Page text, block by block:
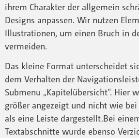
ihrem Charakter der allgemein
Designs anpassen. Wir nutzen
Illustrationen, um einen Bruch in
vermeiden.
Das kleine Format unterscheidet
dem Verhalten der
Submenu „Kapitelübersicht“. Hier
größer angezeigt und nicht wie
als eine Leiste dargestellt.Bei
Textabschnitte wurde ebenso